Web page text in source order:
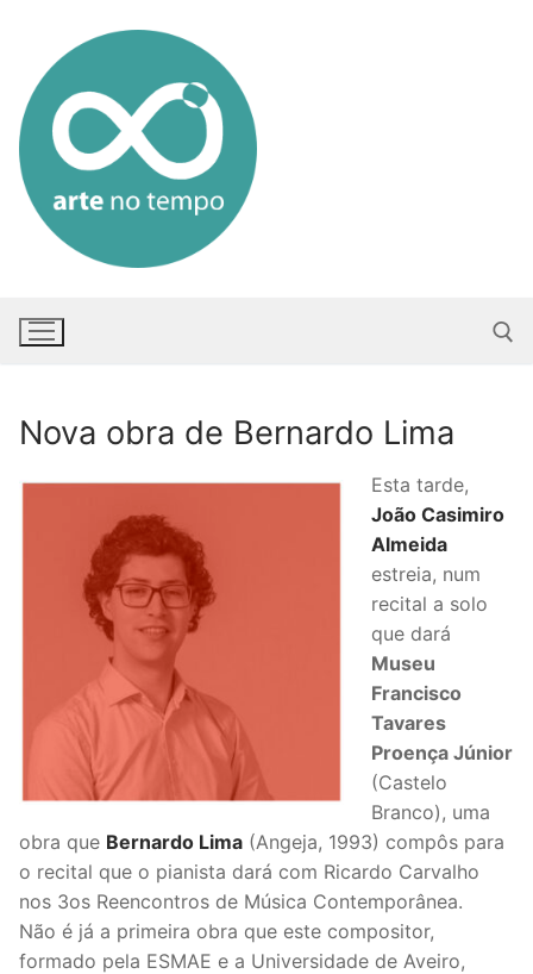
conteúdo
Nova obra de Bernardo Lima
Esta tarde,
João Casimiro
Almeida
estreia, num
recital a solo
que dará
Museu
Francisco
Tavares
Proença Júnior
(Castelo
Branco), uma
obra que Bernardo Lima (Angeja, 1993) compôs para
o recital que o pianista dará com Ricardo Carvalho
nos 3os Reencontros de Música Contemporânea.
Não é já a primeira obra que este compositor,
formado pela ESMAE e a Universidade de Aveiro,